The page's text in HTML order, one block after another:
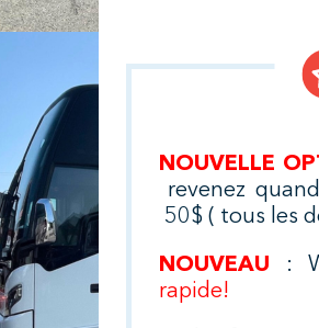
NOUVELLE
revenez
50$ ( tous les
NOUVEAU :
rapide!